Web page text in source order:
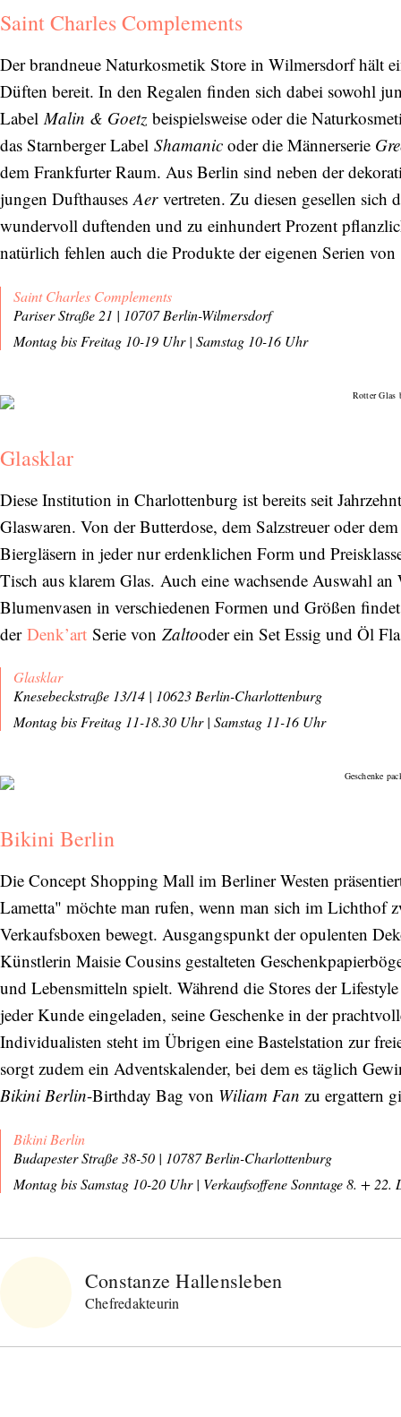
Saint Charles Complements
Der brandneue Naturkosmetik Store in Wilmersdorf hält
Düften bereit. In den Regalen finden sich dabei sowohl
Label Malin & Goetz beispielsweise oder die
das Starnberger Label Shamanic oder die Männerserie
dem Frankfurter Raum. Aus Berlin sind neben der
jungen Dufthauses Aervertreten. Zu diesen gesellen sich
wundervoll duftenden und zu einhundert Prozent
natürlich fehlen auch die Produkte der eigenen Serien von
Saint Charles Complements
Pariser Straße 21 | 10707 Berlin-Wilmersdorf
Montag bis Freitag 10-19 Uhr| Samstag 10-16 Uhr
Glasklar
Diese Institution in Charlottenburg ist bereits seit
Glaswaren. Von der Butterdose, dem Salzstreuer oder
Biergläsern in jeder nur erdenklichen Form und
Tisch aus klarem Glas. Auch eine wachsende Auswahl
Blumenvasen in verschiedenen Formen und Größen
der Denk’art Serie von Zaltooder ein Set Essig und Öl
Glasklar
Knesebeckstraße 13/14 | 10623 Berlin-Charlottenburg
Montag bis Freitag 11-18.30 Uhr| Samstag 11-16 Uhr
Bikini Berlin
Die Concept Shopping Mall im Berliner Westen
Lametta" möchte man rufen, wenn man sich im Lichthof
Verkaufsboxen bewegt. Ausgangspunkt der opulenten
Künstlerin Maisie Cousins gestalteten
und Lebensmitteln spielt. Während die Stores der
jeder Kunde eingeladen, seine Geschenke in der
Individualisten steht im Übrigen eine Bastelstation zur
sorgt zudem ein Adventskalender, bei dem es täglich
Bikini Berlin-Birthday Bag von Wiliam Fan zu ergattern
Bikini Berlin
Budapester Straße 38-50 | 10787 Berlin-Charlottenburg
Montag bis Samstag 10-20 Uhr| Verkaufsoffene Sonntage 8. + 22.
Constanze Hallensleben
Chefredakteurin
Abonnieren Sie unseren Newsletter
Entdecken Sie jede Woche neue schöne
Orte, handverlesene Geheimtipps und
einzigartige Reisen.
Bitte schicken Sie mir bis zum Widerruf meiner
Einwilligung den Newsletter mit Informationen zu
neuen Beiträgen. DieDatenschutzerklärunghabe ich
SENDEN